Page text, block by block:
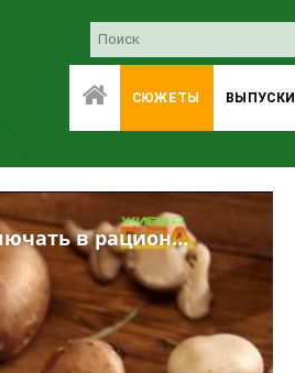
СЮЖЕТЫ ВЫПУСКИ